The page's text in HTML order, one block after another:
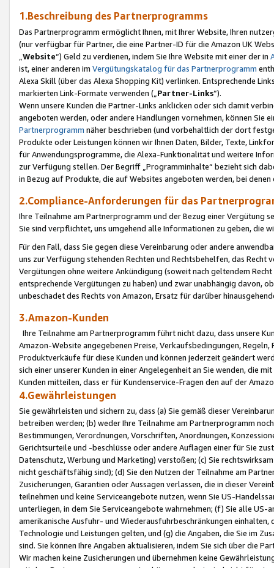
1.Beschreibung des Partnerprogramms
Das Partnerprogramm ermöglicht Ihnen, mit Ihrer Website, Ihren
(nur verfügbar für Partner, die eine Partner-ID für die Amazon UK
Website“) Geld zu verdienen, indem Sie Ihre Website mit einer der in
ist, einer anderen im Vergütungskatalog für das Partnerprogramm
Alexa Skill (über das Alexa Shopping Kit) verlinken. Entsprechende
markierten Link-Formate verwenden („ Partner-Links“).
Wenn unsere Kunden die Partner-Links anklicken oder sich damit
angeboten werden, oder andere Handlungen vornehmen, können Sie
Partnerprogramm näher beschrieben (und vorbehaltlich der dort
Produkte oder Leistungen können wir Ihnen Daten, Bilder, Texte,
für Anwendungsprogramme, die Alexa-Funktionalität und weitere
zur Verfügung stellen. Der Begriff „Programminhalte“ bezieht sich
in Bezug auf Produkte, die auf Websites angeboten werden, bei
2.Compliance-Anforderungen für das
Ihre Teilnahme am Partnerprogramm und der Bezug einer Vergütung
Sie sind verpflichtet, uns umgehend alle Informationen zu geben, die
Für den Fall, dass Sie gegen diese Vereinbarung oder andere
uns zur Verfügung stehenden Rechten und Rechtsbehelfen, das
Vergütungen ohne weitere Ankündigung (soweit nach geltendem
entsprechende Vergütungen zu haben) und zwar unabhängig davon,
unbeschadet des Rechts von Amazon, Ersatz für darüber
3.Amazon-Kunden
Ihre Teilnahme am Partnerprogramm führt nicht dazu, dass unsere
Amazon-Website angegebenen Preise, Verkaufsbedingungen,
Produktverkäufe für diese Kunden und können jederzeit geändert
sich einer unserer Kunden in einer Angelegenheit an Sie wenden, die
Kunden mitteilen, dass er für Kundenservice-Fragen den auf der
4.Gewährleistungen
Sie gewährleisten und sichern zu, dass (a) Sie gemäß dieser
betreiben werden; (b) weder Ihre Teilnahme am Partnerprogramm
Bestimmungen, Verordnungen, Vorschriften, Anordnungen,
Gerichtsurteile und -beschlüsse oder andere Auflagen einer für Sie
Datenschutz, Werbung und Marketing) verstoßen; (c) Sie
nicht geschäftsfähig sind); (d) Sie den Nutzen der Teilnahme am
Zusicherungen, Garantien oder Aussagen verlassen, die in dieser
teilnehmen und keine Serviceangebote nutzen, wenn Sie US-
unterliegen, in dem Sie Serviceangebote wahrnehmen; (f) Sie alle
amerikanische Ausfuhr- und Wiederausfuhrbeschränkungen
Technologie und Leistungen gelten, und (g) die Angaben, die Sie im
sind. Sie können Ihre Angaben aktualisieren, indem Sie sich über die
Wir machen keine Zusicherungen und übernehmen keine